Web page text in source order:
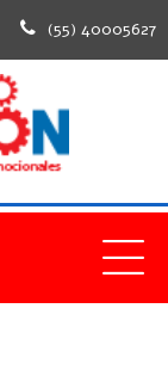
(55) 40005627